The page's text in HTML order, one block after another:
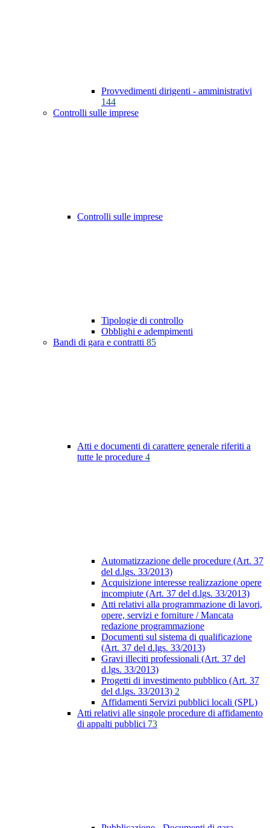
Provvedimenti dirigenti - amministrativi
144
Controlli sulle imprese
Controlli sulle imprese
Tipologie di controllo
Obblighi e adempimenti
Bandi di gara e contratti 85
Atti e documenti di carattere generale riferiti a
tutte le procedure 4
Automatizzazione delle procedure (Art. 37
del d.lgs. 33/2013)
Acquisizione interesse realizzazione opere
incompiute (Art. 37 del d.lgs. 33/2013)
Atti relativi alla programmazione di lavori,
opere, servizi e forniture / Mancata
redazione programmazione
Documenti sul sistema di qualificazione
(Art. 37 del d.lgs. 33/2013)
Gravi illeciti professionali (Art. 37 del
d.lgs. 33/2013)
Progetti di investimento pubblico (Art. 37
del d.lgs. 33/2013) 2
Affidamenti Servizi pubblici locali (SPL)
Atti relativi alle singole procedure di affidamento
di appalti pubblici 73